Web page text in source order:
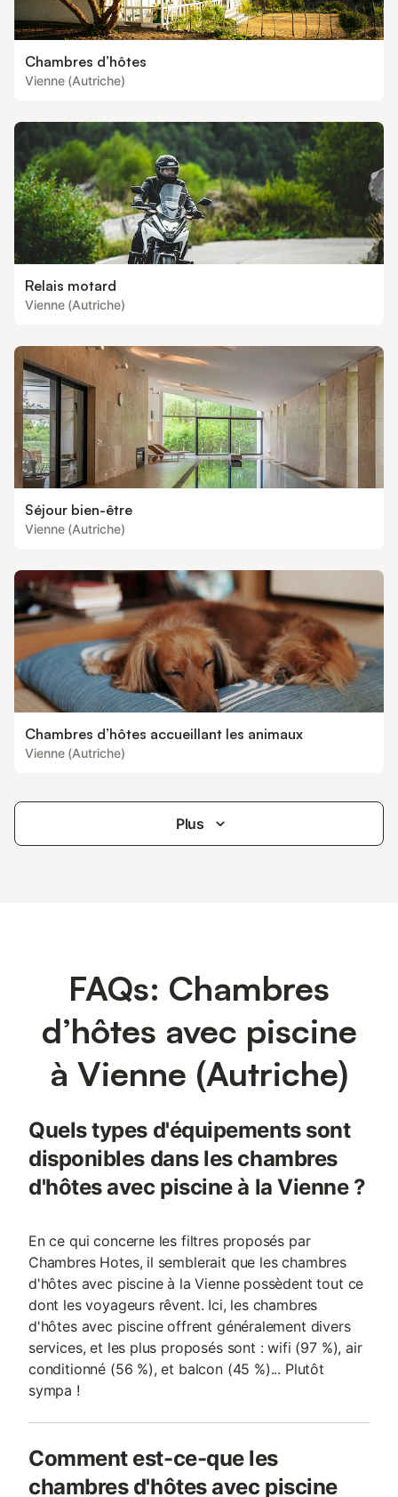
Chambres d’hôtes
Vienne (Autriche)
Relais motard
Vienne (Autriche)
Séjour bien-être
Vienne (Autriche)
Chambres d’hôtes accueillant les animaux
Vienne (Autriche)
Plus
FAQs: Chambres
d’hôtes avec piscine
à Vienne (Autriche)
Quels types d'équipements sont
disponibles dans les chambres
d'hôtes avec piscine à la Vienne ?
En ce qui concerne les filtres proposés par
Chambres Hotes, il semblerait que les chambres
d'hôtes avec piscine à la Vienne possèdent tout ce
dont les voyageurs rêvent. Ici, les chambres
d'hôtes avec piscine offrent généralement divers
services, et les plus proposés sont : wifi (97 %), air
conditionné (56 %), et balcon (45 %)... Plutôt
sympa !
Comment est-ce-que les
chambres d'hôtes avec piscine